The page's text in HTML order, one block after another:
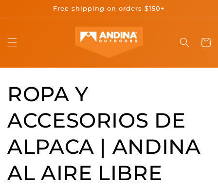
directamenteFree shipping on orders $150+
Carrito
ROPA Y
ACCESORIOS DE
ALPACA | ANDINA
AL AIRE LIBRE